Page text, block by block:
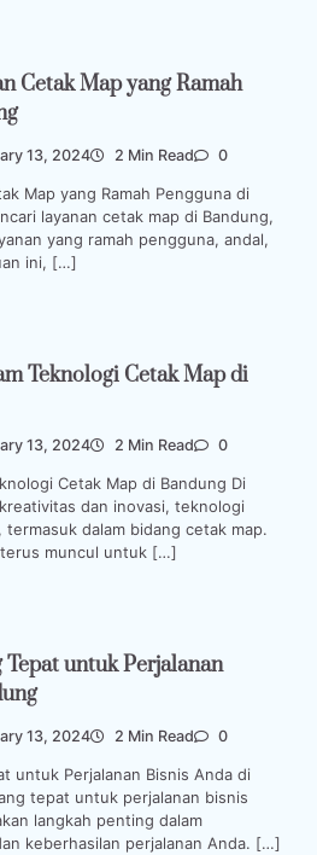
Cetak Map yang Ramah
13, 2024 2 Min Read 0
Map yang Ramah Pengguna di
layanan cetak map di Bandung,
yang ramah pengguna, andal,
ini, […]
Teknologi Cetak Map di
13, 2024 2 Min Read 0
Cetak Map di Bandung Di
dan inovasi, teknologi
dalam bidang cetak map.
muncul untuk […]
untuk Perjalanan
13, 2024 2 Min Read 0
untuk Perjalanan Bisnis Anda di
tepat untuk perjalanan bisnis
langkah penting dalam
keberhasilan perjalanan Anda. […]